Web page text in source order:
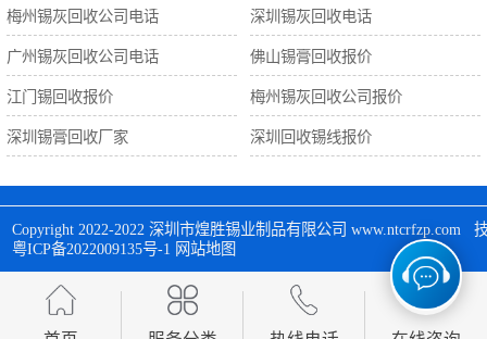
梅州锡灰回收公司电话 深圳锡灰回收电话
广州锡灰回收公司电话 佛山锡膏回收报价
江门锡回收报价 梅州锡灰回收公司报价
深圳锡膏回收厂家 深圳回收锡线报价
Copyright 2022-2022 深圳市煌胜锡业制品有限公司 www.ntcrfzp.com
粤ICP备2022009135号-1 网站地图